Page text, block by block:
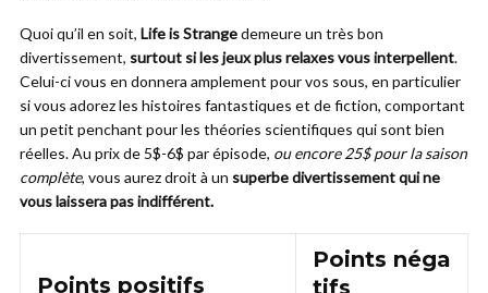
Quoi qu’il en soit, Life is Strangedemeure un très bon
divertissement, surtout si les jeux plus relaxes vous interpellent.
Celui-ci vous en donnera amplement pour vos sous, en particulier
si vous adorez les histoires fantastiques et de fiction, comportant
un petit penchant pour les théories scientifiques qui sont bien
réelles. Au prix de 5$-6$ par épisode, ou encore 25$ pour la saison
complète, vous aurez droit à un superbe divertissement qui ne
vous laissera pas indifférent.
Points positifs
Points néga
tifs